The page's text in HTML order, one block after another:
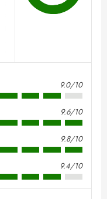
9.0/10
9.6/10
9.8/10
9.4/10